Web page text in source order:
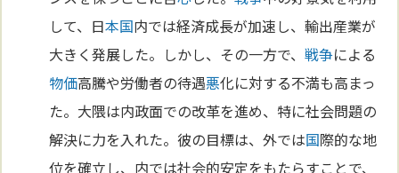
して、日本国内では経済成長が加速し、輸出産業が
大きく発展した。しかし、その一方で、戦争による
物価高騰や労働者の待遇悪化に対する不満も高まっ
た。大隈は内政面での改革を進め、特に社会問題の
解決に力を入れた。彼の目標は、外では国際的な地
位を確立し、内では社会的安定をもたらすことで、